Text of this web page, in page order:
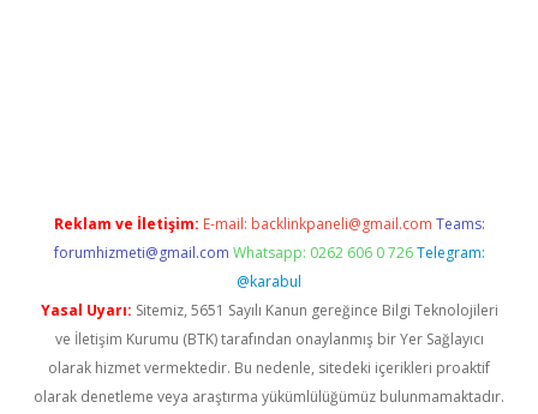
Reklam ve İletişim: E-mail: backlinkpaneli@gmail.com Teams:
forumhizmeti@gmail.com Whatsapp: 0262 606 0 726 Telegram:
@karabul
Yasal Uyarı: Sitemiz, 5651 Sayılı Kanun gereğince Bilgi Teknolojileri
ve İletişim Kurumu (BTK) tarafından onaylanmış bir Yer Sağlayıcı
olarak hizmet vermektedir. Bu nedenle, sitedeki içerikleri proaktif
olarak denetleme veya araştırma yükümlülüğümüz bulunmamaktadır.